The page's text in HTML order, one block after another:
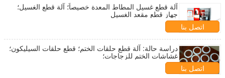
آلة قطع غسيل المطاط المعدة خصيصاً؛ آلة قطع الغسيل؛
جهاز قطع مقعد الغسيل
اتصل بنا
دراسة حالة: آلة قطع حلقات الختم؛ قطع حلقات السيليكون؛
غشاشات الختم للزجاجات؛
اتصل بنا